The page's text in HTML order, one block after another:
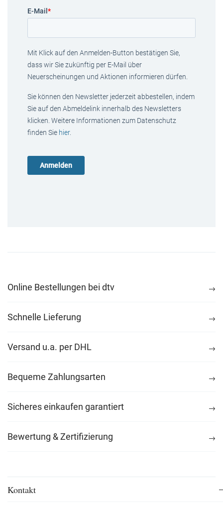
E-Mail *
Mit Klick auf den Anmelden-Button bestätigen Sie,
dass wir Sie zukünftig per E-Mail über
Neuerscheinungen und Aktionen informieren dürfen.
Sie können den Newsletter jederzeit abbestellen, indem
Sie auf den Abmeldelink innerhalb des Newsletters
klicken. Weitere Informationen zum Datenschutz
finden Sie hier.
Online Bestellungen bei dtv
Schnelle Lieferung
Versand u.a. per DHL
Bequeme Zahlungsarten
Sicheres einkaufen garantiert
Bewertung & Zertifizierung
Kontakt